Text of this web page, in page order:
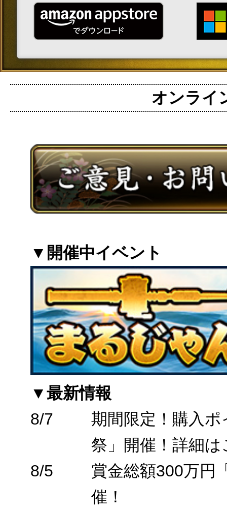
オンライ
▼開催中イベント
▼最新情報
8/7
期間限定！購入
祭」開催！詳細は
8/5
賞金総額300万円
催！